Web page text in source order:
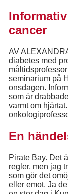
cancer
AV
diabetes med
seminarium på
onsdagen.
som är
varmt om
En
Pirate Bay. Det
regler, men jag
som gör det
eller emot. Ja